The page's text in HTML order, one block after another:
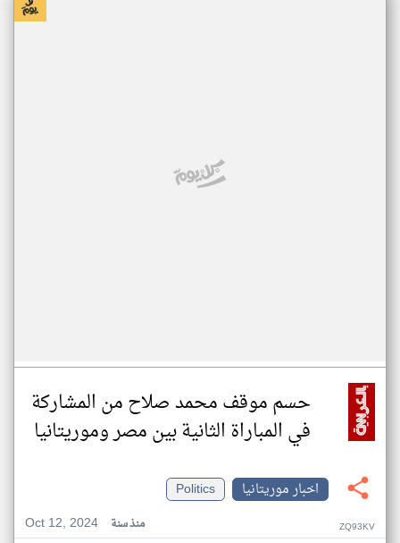
حسم موقف محمد صلاح من المشاركة
في المباراة الثانية بين مصر وموريتانيا
اخبار موريتانيا
Politics
Oct 12, 2024
منذ سنة ZQ93KV